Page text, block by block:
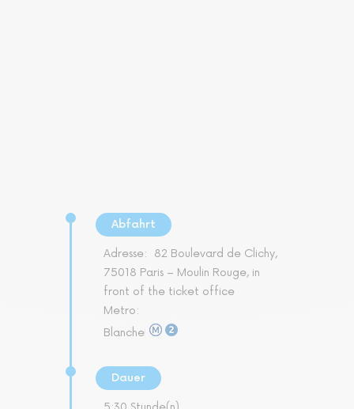
Abfahrt
Adresse:
82 Boulevard de Clichy,
75018 Paris – Moulin Rouge, in
front of the ticket office
Metro:
Blanche
Dauer